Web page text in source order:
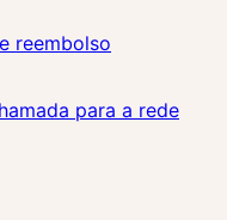
reembolso
para a rede